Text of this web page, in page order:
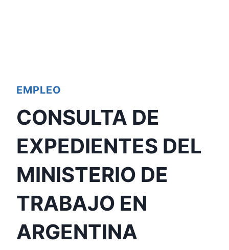
EMPLEO
CONSULTA DE
EXPEDIENTES DEL
MINISTERIO DE
TRABAJO EN
ARGENTINA